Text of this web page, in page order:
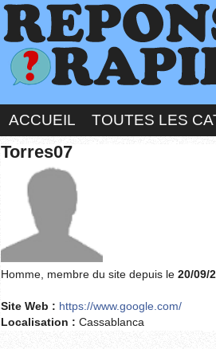
ACCUEIL TOUTES LES
Torres07
Homme, membre du site depuis le 20/09/
Site Web : https://www.google.com/
Localisation : Cassablanca